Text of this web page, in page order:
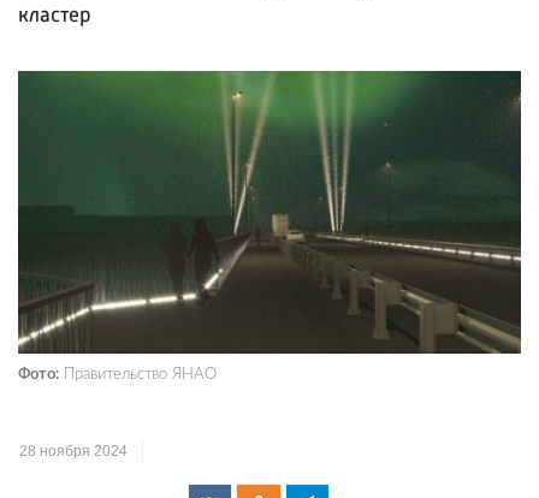
кластер
Фото: Правительство ЯНАО
28 ноября 2024